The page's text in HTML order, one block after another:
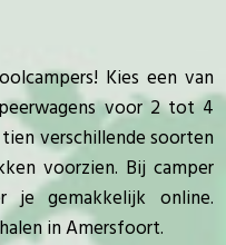
Kies een van
voor 2 tot 4
verschillende soorten
voorzien. Bij camper
je gemakkelijk online.
in Amersfoort.